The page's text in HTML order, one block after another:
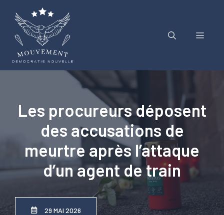
contenu
Menu
Les procureurs déposent
des accusations de
meurtre après l’attaque
d’un agent de train
29 MAI 2026